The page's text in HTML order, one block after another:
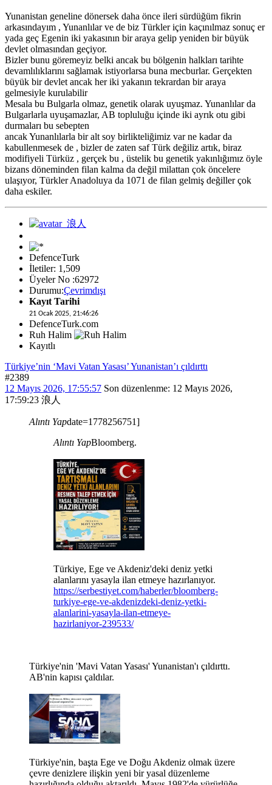
Yunanistan geneline dönersek daha önce ileri sürdüğüm fikrin
arkasındayım , Yunanlılar ve de biz Türkler için kaçınılmaz sonuç er
yada geç Egenin iki yakasının bir araya gelip yeniden bir büyük
devlet olmasından geçiyor.
Bizler bunu göremeyiz belki ancak bu bölgenin halkları tarihte
devamlılıklarını sağlamak istiyorlarsa buna mecburlar. Gerçekten
büyük bir devlet ancak her iki yakanın tekrardan bir araya
gelmesiyle kurulabilir
Mesala bu Bulgarla olmaz, genetik olarak uyuşmaz. Yunanlılar da
Bulgarlarla uyuşamazlar, AB topluluğu içinde iki ayrık otu gibi
durmaları bu sebepten
ancak Yunanlılarla bir alt soy birlikteliğimiz var ne kadar da
kabullenmesek de , bizler de zaten saf Türk değiliz artık, biraz
modifiyeli Türküz , gerçek bu , üstelik bu genetik yakınlığımız öyle
bizans döneminden filan kalma da değil milattan çok öncelere
ulaşıyor, Türkler Anadoluya da 1071 de filan gelmiş değiller çok
daha eskiler.
DefenceTurk
İletiler: 1,509
Üyeler No :62972
Durumu:Çevrimdışı
Kayıt Tarihi
21 Ocak 2025, 21:46:26
DefenceTurk.com
Ruh Halim
Kayıtlı
Türkiye’nin ‘Mavi Vatan Yasası’ Yunanistan’ı çıldırttı
#2389
12 Mayıs 2026, 17:55:57 Son düzenlenme: 12 Mayıs 2026,
17:59:23 浪人
Alıntı Yapdate=1778256751]
Alıntı YapBloomberg.
Türkiye, Ege ve Akdeniz'deki deniz yetki
alanlarını yasayla ilan etmeye hazırlanıyor.
https://serbestiyet.com/haberler/bloomberg-
turkiye-ege-ve-akdenizdeki-deniz-yetki-
alanlarini-yasayla-ilan-etmeye-
hazirlaniyor-239533/
Türkiye'nin 'Mavi Vatan Yasası' Yunanistan'ı çıldırttı.
AB'nin kapısı çaldılar.
Türkiye'nin, başta Ege ve Doğu Akdeniz olmak üzere
çevre denizlere ilişkin yeni bir yasal düzenleme